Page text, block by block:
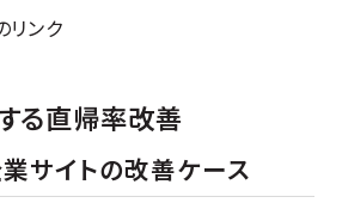
ンク
る直帰率改善
サイトの改善ケース